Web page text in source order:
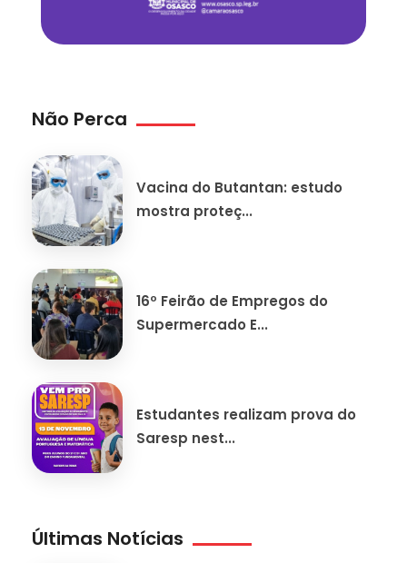
Não Perca
Vacina do Butantan: estudo
mostra proteç...
16º Feirão de Empregos do
Supermercado E...
Estudantes realizam prova do
Saresp nest...
Últimas Notícias